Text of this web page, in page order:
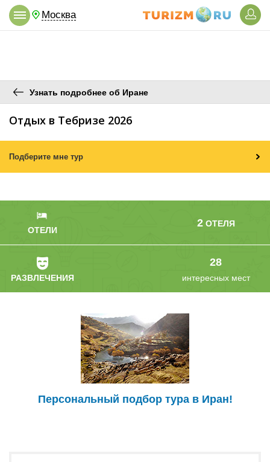
Москва
Узнать подробнее об Иране
Отдых в Тебризе 2026
Подберите мне тур
ОТЕЛИ
2ОТЕЛЯ
РАЗВЛЕЧЕНИЯ
28
интересных мест
Персональный подбор тура в Иран!